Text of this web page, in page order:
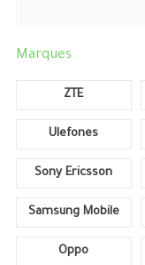
Marques
ZTE
Ulefones
Sony Ericsson
Samsung Mobile
Oppo